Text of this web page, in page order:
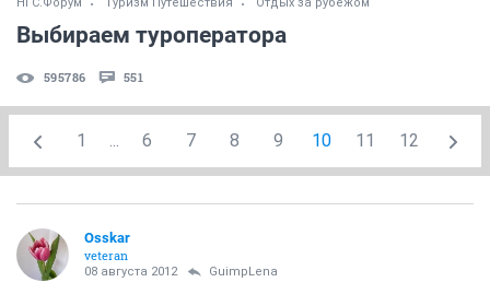
Выбираем туроператора
595786 551
1 ... 6 7 8 9 10 11 12
Osskar
veteran
08 августа 2012 GuimpLena